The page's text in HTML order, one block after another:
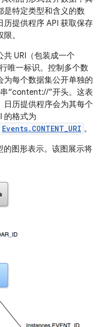
是特定类型和含义的数
提供程序 API 获取保存
。
URI（包装成一个
唯一标识。控制多个数
为每个数据集公开单独的
“content://”开头。这表
日历提供程序会为其每个
的格式为
Events.CONTENT_URI 。
的图形表示。该图展示将